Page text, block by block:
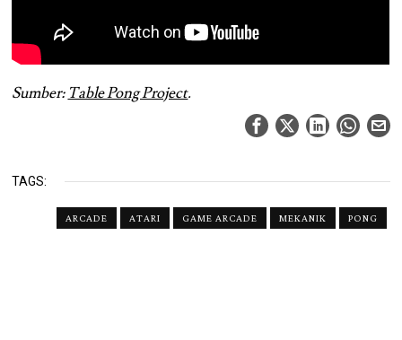
Sumber: Table Pong Project.
TAGS:
ARCADE ATARI GAME ARCADE MEKANIK PONG